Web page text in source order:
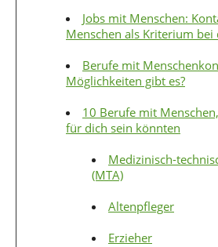
Jobs mit Menschen:
Menschen als Kriterium bei
Berufe mit
Möglichkeiten gibt es?
10 Berufe mit
für dich sein könnten
Medizinisch-
(MTA)
Altenpfleger
Erzieher